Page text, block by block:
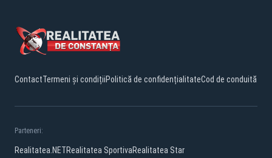
ContactTermeni și condițiiPolitică de confidențialitateCod de conduită
Parteneri:
Realitatea.NETRealitatea SportivaRealitatea Star